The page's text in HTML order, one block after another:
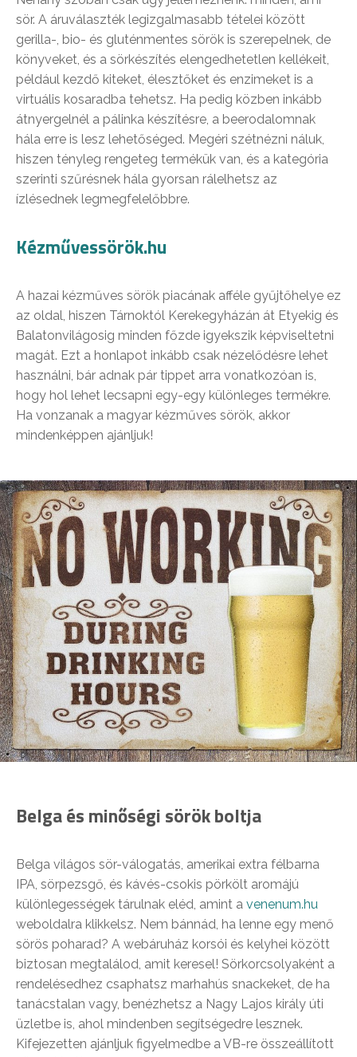
sör. A áruválaszték legizgalmasabb tételei között
gerilla-, bio- és gluténmentes sörök is szerepelnek, de
könyveket, és a sörkészítés elengedhetetlen kellékeit,
például kezdő kiteket, élesztőket és enzimeket is a
virtuális kosaradba tehetsz. Ha pedig közben inkább
átnyergelnél a pálinka készítésre, a beerodalomnak
hála erre is lesz lehetőséged. Megéri szétnézni náluk,
hiszen tényleg rengeteg termékük van, és a kategória
szerinti szűrésnek hála gyorsan rálelhetsz az
ízlésednek legmegfelelőbbre.
Kézművessörök.hu
A hazai kézműves sörök piacának afféle gyűjtőhelye ez
az oldal, hiszen Tárnoktól Kerekegyházán át Etyekig és
Balatonvilágosig minden főzde igyekszik képviseltetni
magát. Ezt a honlapot inkább csak nézelődésre lehet
használni, bár adnak pár tippet arra vonatkozóan is,
hogy hol lehet lecsapni egy-egy különleges termékre.
Ha vonzanak a magyar kézműves sörök, akkor
mindenképpen ajánljuk!
Belga és minőségi sörök boltja
Belga világos sör-válogatás, amerikai extra félbarna
IPA, sörpezsgő, és kávés-csokis pörkölt aromájú
különlegességek tárulnak eléd, amint a venenum.hu
weboldalra klikkelsz. Nem bánnád, ha lenne egy menő
sörös poharad? A webáruház korsói és kelyhei között
biztosan megtalálod, amit keresel! Sörkorcsolyaként a
rendelésedhez csaphatsz marhahús snackeket, de ha
tanácstalan vagy, benézhetsz a Nagy Lajos király úti
üzletbe is, ahol mindenben segítségedre lesznek.
Kifejezetten ajánljuk figyelmedbe a VB-re összeállított